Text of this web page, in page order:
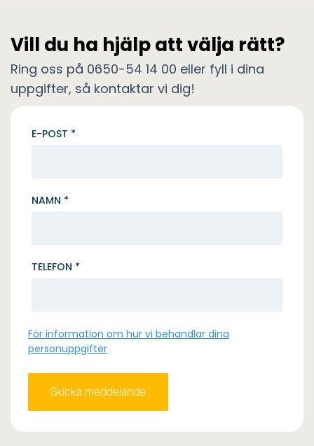
Vill du ha hjälp att välja rätt?
Ring oss på 0650-54 14 00 eller fyll i dina
uppgifter, så kontaktar vi dig!
E-POST *
NAMN *
TELEFON *
För information om hur vi behandlar dina
personuppgifter